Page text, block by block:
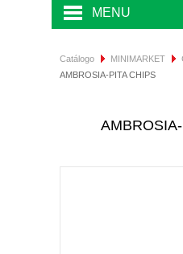
MENU
SALUD Y NUTRICIÓN
Catálogo MINIMARKET
AMBROSIA-PITA CHIPS